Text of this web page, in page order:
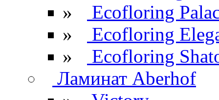
»
Ecofloring
»
Ecofloring
»
Ecofloring
Ламинат Aberhof